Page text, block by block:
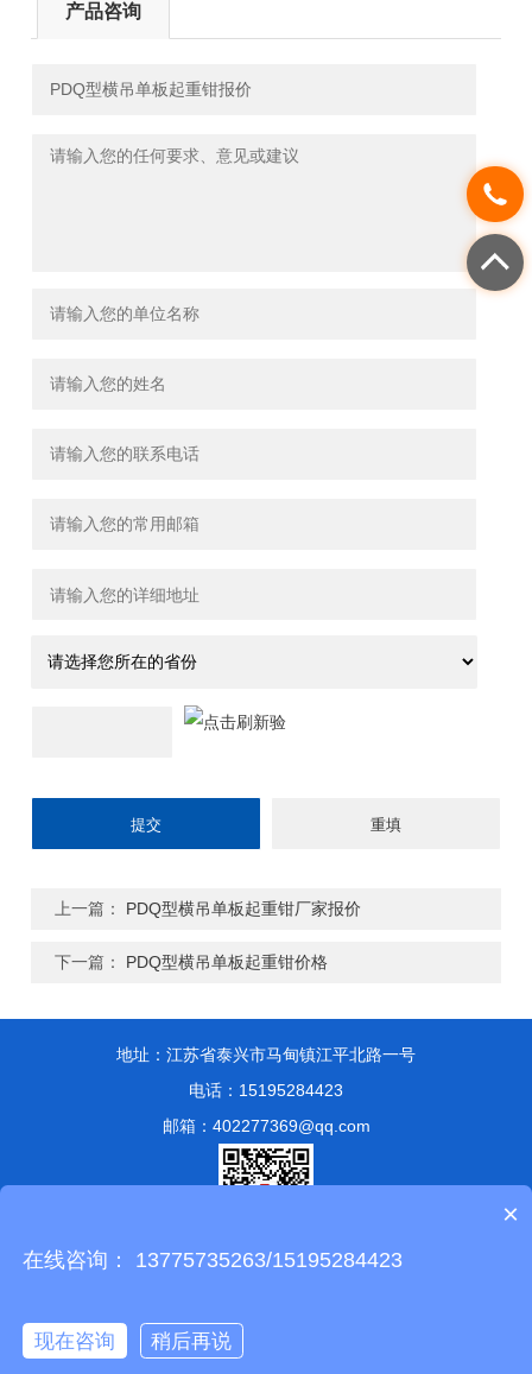
产品咨询
上一篇： PDQ型横吊单板起重钳厂家报价
下一篇： PDQ型横吊单板起重钳价格
地址：江苏省泰兴市马甸镇江平北路一号
电话：15195284423
邮箱：402277369@qq.com
苏公网安备 32128302001347号
×
在线咨询： 13775735263/15195284423
现在咨询
稍后再说
在线咨询